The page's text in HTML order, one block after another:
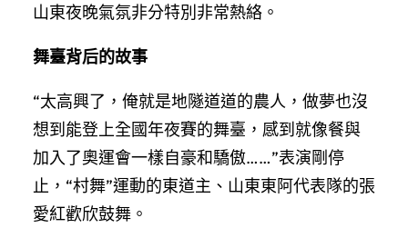
山東夜晚氣氛非分特別非常熱絡。
舞臺背后的故事
“太高興了，俺就是地隧道道的農人，做夢也沒
想到能登上全國年夜賽的舞臺，感到就像餐與
加入了奧運會一樣自豪和驕傲……”表演剛停
止，“村舞”運動的東道主、山東東阿代表隊的張
愛紅歡欣鼓舞。